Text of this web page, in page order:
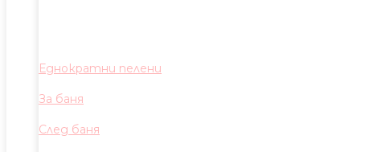
Еднократни пелени
За баня
След баня